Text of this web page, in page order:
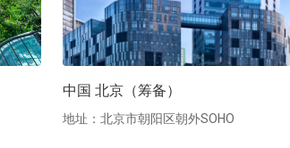
中国 北京（筹备）
地址：北京市朝阳区朝外SOHO